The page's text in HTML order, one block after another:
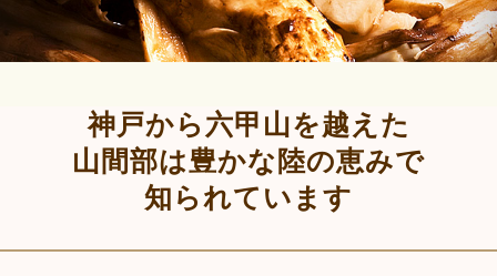
神戸から六甲山を越えた
山間部は豊かな陸の恵みで
知られています